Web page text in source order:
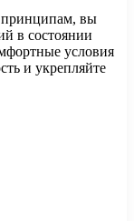
принципам, вы
в состоянии
условия
и укрепляйте